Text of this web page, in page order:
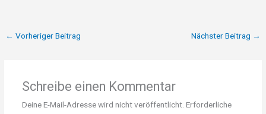
← Vorheriger Beitrag Nächster Beitrag →
Schreibe einen Kommentar
Deine E-Mail-Adresse wird nicht veröffentlicht. Erforderliche